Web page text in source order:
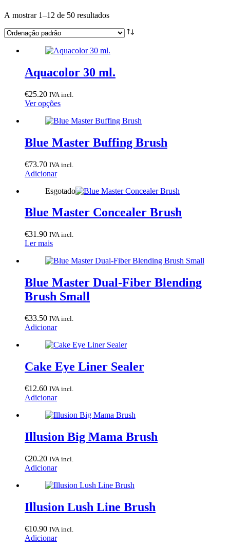
A mostrar 1–12 de 50 resultados
Aquacolor 30 ml.
€25.20 IVA incl.
Ver opçõesThis
has
variants.
The
may
chosen
on
product
Blue Master Buffing Brush
€73.70 IVA incl.
Adicionar
Esgotado
Blue Master Concealer Brush
€31.90 IVA incl.
Ler mais
Blue Master Dual-Fiber Blending
Brush Small
€33.50 IVA incl.
Adicionar
Cake Eye Liner Sealer
€12.60 IVA incl.
Adicionar
Illusion Big Mama Brush
€20.20 IVA incl.
Adicionar
Illusion Lush Line Brush
€10.90 IVA incl.
Adicionar